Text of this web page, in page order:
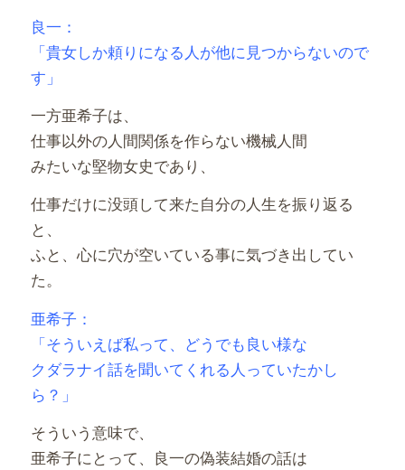
良一：
「貴女しか頼りになる人が他に見つからないので
す」
一方亜希子は、
仕事以外の人間関係を作らない機械人間
みたいな堅物女史であり、
仕事だけに没頭して来た自分の人生を振り返る
と、
ふと、心に穴が空いている事に気づき出してい
た。
亜希子：
「そういえば私って、どうでも良い様な
クダラナイ話を聞いてくれる人っていたかし
ら？」
そういう意味で、
亜希子にとって、良一の偽装結婚の話は